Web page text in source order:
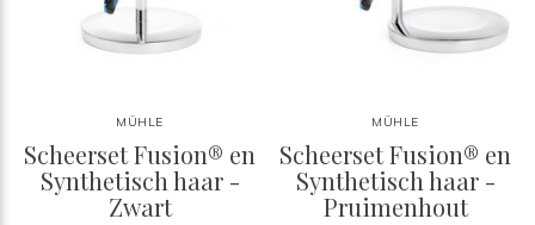
MÜHLE
Scheerset Fusion® en
Synthetisch haar -
Zwart
MÜHLE
Scheerset Fusion® en
Synthetisch haar -
Pruimenhout